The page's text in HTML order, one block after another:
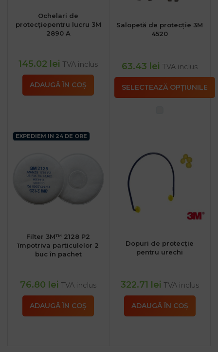
Ochelari de
protecțiepentru lucru 3M
2890 A
145.02 lei TVA inclus
ADAUGĂ ÎN COȘ
Salopetă de protecție 3M
4520
63.43 lei TVA inclus
SELECTEAZĂ OPȚIUNILE
EXPEDIEM IN 24 DE ORE
Filter 3M™ 2128 P2
împotriva particulelor 2
buc în pachet
76.80 lei TVA inclus
ADAUGĂ ÎN COȘ
Dopuri de protecție
pentru urechi
322.71 lei TVA inclus
ADAUGĂ ÎN COȘ